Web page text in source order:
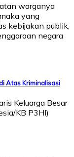
warganya
yang
kebijakan publik,
negara
Atas Kriminalisasi
Keluarga Besar
KB P3HI)